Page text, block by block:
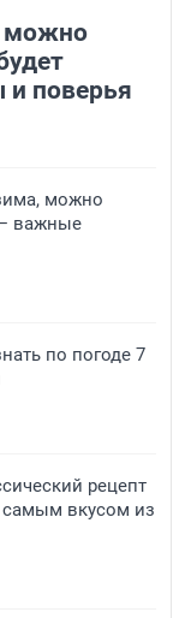
можно
поверья
можно
— важные
по погоде 7
рецепт
самым вкусом из